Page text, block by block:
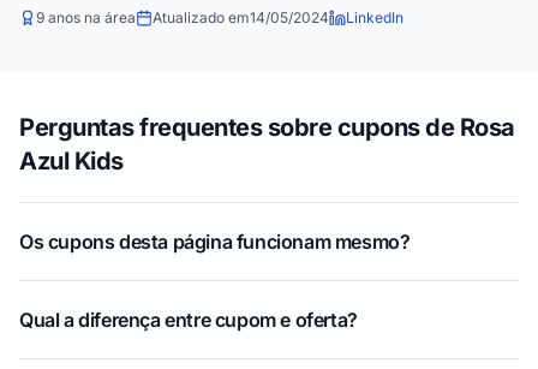
9 anos na área Atualizado em14/05/2024 LinkedIn
Perguntas frequentes sobre cupons de Rosa
Azul Kids
Os cupons desta página funcionam mesmo?
Qual a diferença entre cupom e oferta?